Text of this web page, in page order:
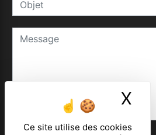
Ce site utilise des cookies
X